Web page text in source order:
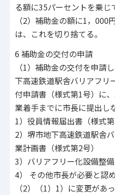
る額に35パーセントを乗じ
（2）補助金の額に1，
は、これを切り捨てる。
6 補助金の交付の申請
（1）補助金の交付を申請
下高速鉄道駅舎バリアフリ
付申請書（様式第1号）に
業着手までに市長に提出し
1）役員情報届出書（様式第
2）堺市地下高速鉄道駅舎
業計画書（様式第2号）
3）バリアフリー化設備整
4） その他市長が必要と認
（2）（1）1）に変更があ